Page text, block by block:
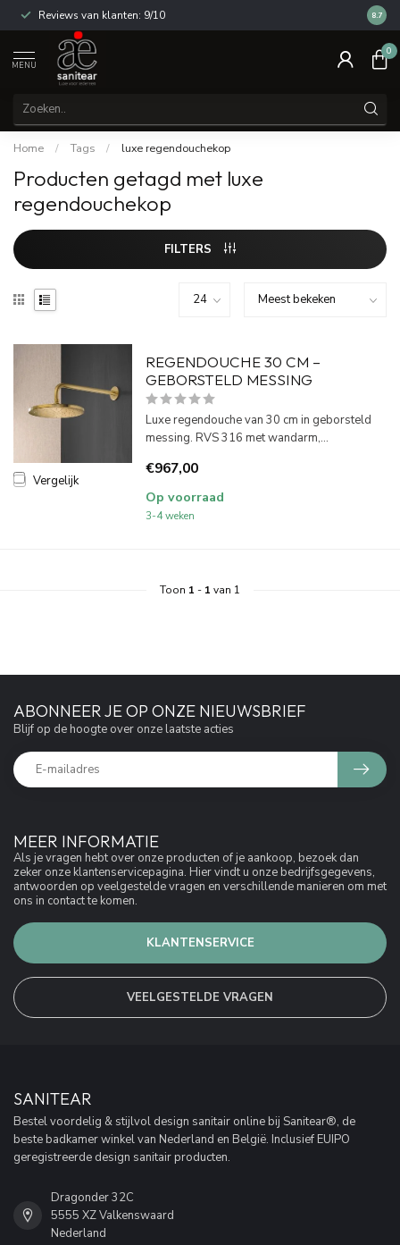
Reviews van klanten: 9/10 14
8.7
MENU
0
Home / Tags / luxe regendouchekop
Producten getagd met luxe
regendouchekop
FILTERS
Vergelijk
REGENDOUCHE 30 CM –
GEBORSTELD MESSING
Luxe regendouche van 30 cm in geborsteld
messing. RVS 316 met wandarm,...
€967,00
Op voorraad
3-4 weken
Toon 1 - 1 van 1
MEER INFORMATIE
Als je vragen hebt over onze producten of je aankoop, bezoek dan
zeker onze klantenservicepagina. Hier vindt u onze bedrijfsgegevens,
antwoorden op veelgestelde vragen en verschillende manieren om met
ons in contact te komen.
KLANTENSERVICE
VEELGESTELDE VRAGEN
ABONNEER JE OP ONZE NIEUWSBRIEF
Blijf op de hoogte over onze laatste acties
SANITEAR
Bestel voordelig & stijlvol design sanitair online bij Sanitear®, de
beste badkamer winkel van Nederland en België. Inclusief EUIPO
geregistreerde design sanitair producten.
Dragonder 32C
5555 XZ Valkenswaard
Nederland